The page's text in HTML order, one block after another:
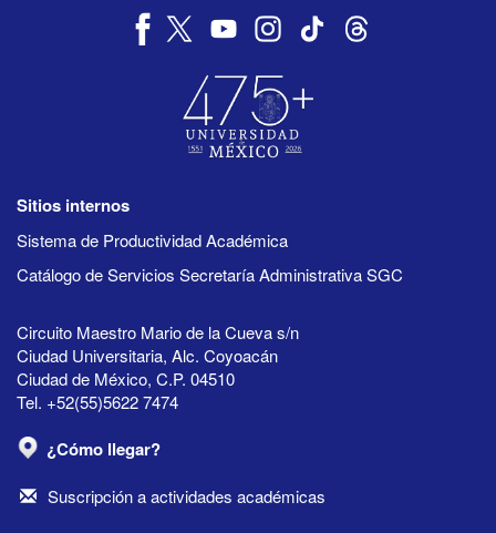
Sitios internos
Sistema de Productividad Académica
Catálogo de Servicios Secretaría Administrativa SGC
Circuito Maestro Mario de la Cueva s/n
Ciudad Universitaria, Alc. Coyoacán
Ciudad de México, C.P. 04510
Tel. +52(55)5622 7474
¿Cómo llegar?
Suscripción a actividades académicas